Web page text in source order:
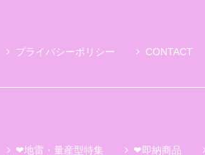
プライバシーポリシー CONTACT
❤地雷・量産型特集 ❤即納商品